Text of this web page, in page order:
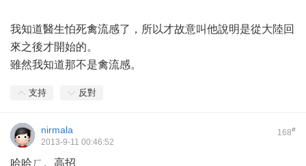
我知道醫生怕死禽流感了，所以才故意叫他說明是從大陸回
來之後才開始的。
雖然我知道那不是禽流感。
支持 反對
168#
nirmala
2013-9-11 00:46:52
哈哈ㄏ。高招